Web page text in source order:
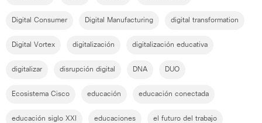
Digital Consumer Digital Manufacturing digital transformation
Digital Vortex digitalización digitalización educativa
digitalizar disrupción digital DNA DUO
Ecosistema Cisco educación educación conectada
educación siglo XXI educaciones el futuro del trabajo